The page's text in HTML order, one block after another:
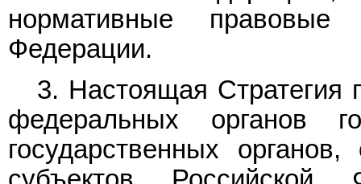
нормативные правовые
Федерации.
3. Настоящая Стратегия
федеральных органов
государственных